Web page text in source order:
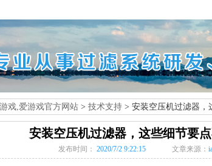
戏,爱游戏官方网站 > 技术支持 > 安装空压机过滤器，
安装空压机过滤器，这些细节要点
发布时间： 2020/7/2 9:22:15 文章来源：